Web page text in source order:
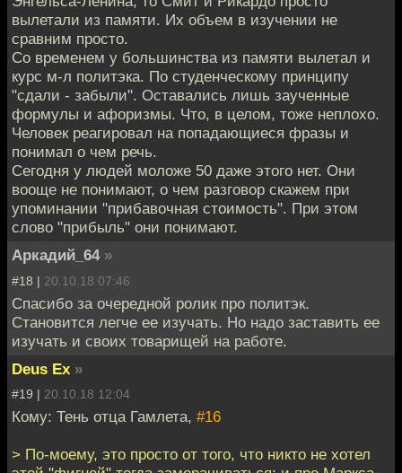
вылетали из памяти. Их объем в изучении не
сравним просто.
Со временем у большинства из памяти вылетал и
курс м-л политэка. По студенческому принципу
"сдали - забыли". Оставались лишь заученные
формулы и афоризмы. Что, в целом, тоже неплохо.
Человек реагировал на попадающиеся фразы и
понимал о чем речь.
Сегодня у людей моложе 50 даже этого нет. Они
вооще не понимают, о чем разговор скажем при
упоминании "прибавочная стоимость". При этом
слово "прибыль" они понимают.
Аркадий_64 »
#18 | 20.10.18 07:46
Спасибо за очередной ролик про политэк.
Становится легче ее изучать. Но надо заставить ее
изучать и своих товарищей на работе.
Deus Ex »
#19 | 20.10.18 12:04
Кому: Тень отца Гамлета, #16
> По-моему, это просто от того, что никто не хотел